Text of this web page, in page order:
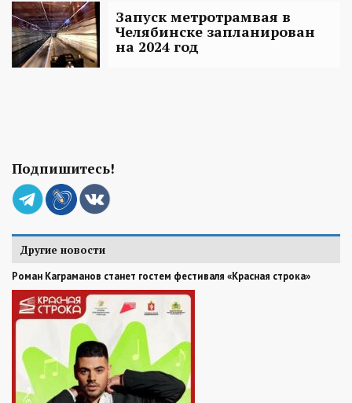
Запуск метротрамвая в
Челябинске запланирован
на 2024 год
Подпишитесь!
Другие новости
Роман Каграманов станет гостем фестиваля «Красная строка»